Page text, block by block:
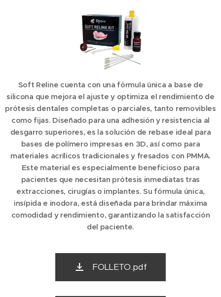
Soft Reline cuenta con una fórmula única a base de
silicona que mejora el ajuste y optimiza el rendimiento de
prótesis dentales completas o parciales, tanto removibles
como fijas. Diseñado para una adhesión y resistencia al
desgarro superiores, es la solución de rebase ideal para
bases de polímero impresas en 3D, así como para
materiales acrílicos tradicionales y fresados ​​con PMMA.
Este material es especialmente beneficioso para
pacientes que necesitan prótesis inmediatas tras
extracciones, cirugías o implantes. Su fórmula única,
insípida e inodora, está diseñada para brindar máxima
comodidad y rendimiento, garantizando la satisfacción
del paciente.
FOLLETO.pdf